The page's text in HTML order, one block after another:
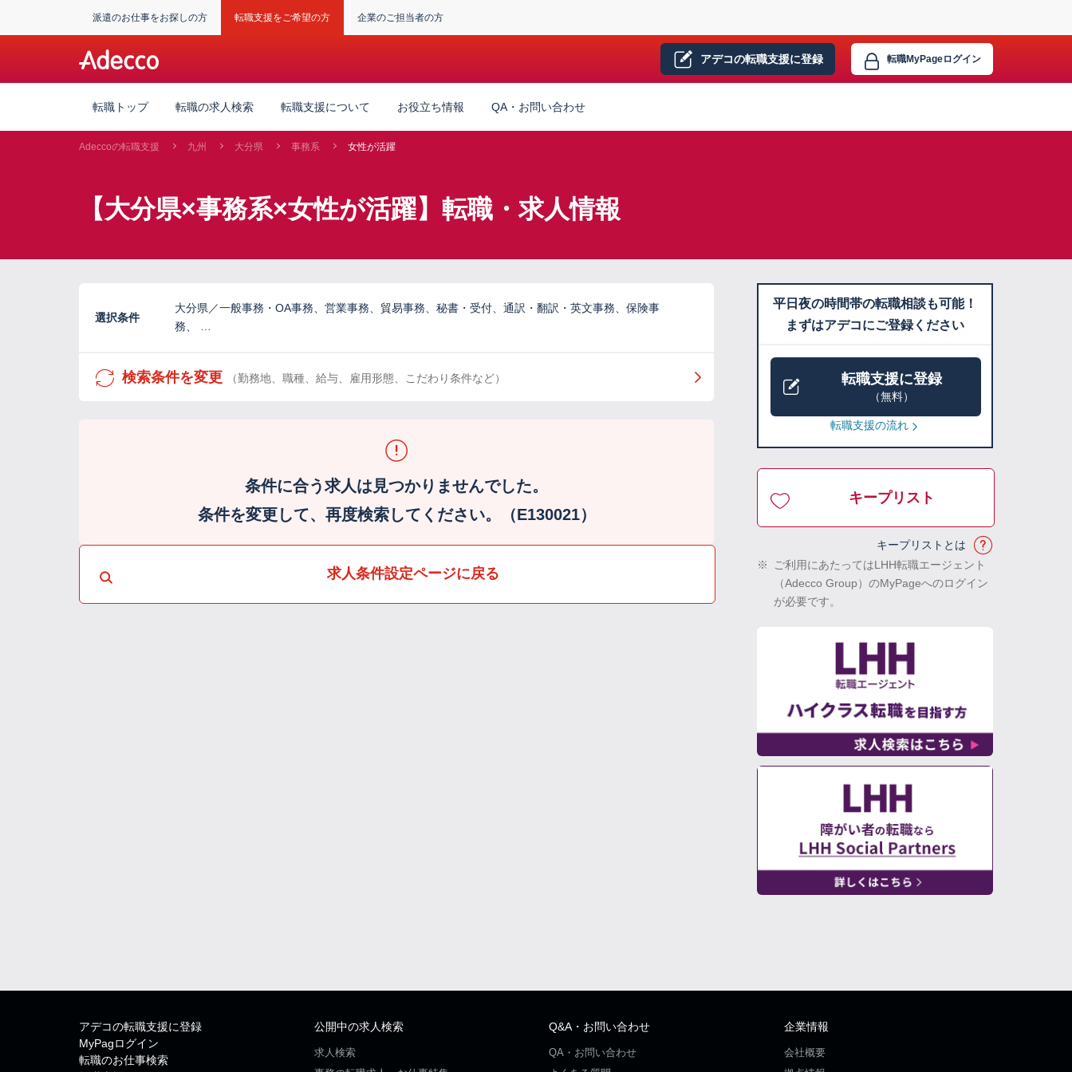
派遣のお仕事をお探しの方 転職支援をご希望の方 企業のご担当者の方
アデコの転職支援に登録 転職MyPageログイン
転職トップ 転職の求人検索 転職支援について お役立ち情報 QA・お問い合わせ
Adeccoの転職支援 九州 大分県 事務系 女性が活躍
【大分県×事務系×女性が活躍】転職・求人情報
選択条件
大分県／一般事務・OA事務、営業事務、貿易事務、秘書・受付、通訳・翻訳・英文事務、保険事
務、 …
検索条件を変更 （勤務地、職種、給与、雇用形態、こだわり条件など）
条件に合う求人は見つかりませんでした。
条件を変更して、再度検索してください。（E130021）
求人条件設定ページに戻る
平日夜の時間帯の転職相談も可能！
まずはアデコにご登録ください
転職支援に登録
（無料）
転職支援の流れ
キープリスト
キープリストとは
※
ご利用にあたってはLHH転職エージェント
（Adecco Group）のMyPageへのログイン
が必要です。
アデコの転職支援に登録
MyPagログイン
転職のお仕事検索
公開中の求人検索
求人検索
Q&A・お問い合わせ
QA・お問い合わせ
企業情報
会社概要